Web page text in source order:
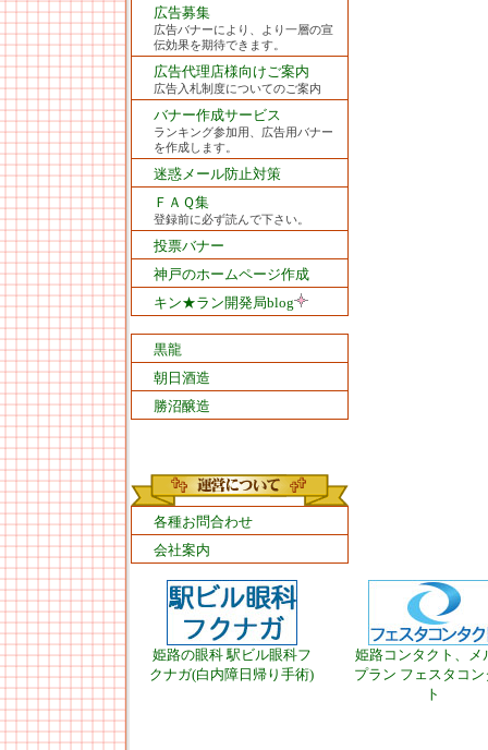
広告募集
広告バナーにより、より一層の宣
伝効果を期待できます。
広告代理店様向けご案内
広告入札制度についてのご案内
バナー作成サービス
ランキング参加用、広告用バナー
を作成します。
迷惑メール防止対策
ＦＡＱ集
登録前に必ず読んで下さい。
投票バナー
神戸のホームページ作成
キン★ラン開発局blog
黒龍
朝日酒造
勝沼醸造
各種お問合わせ
会社案内
姫路の眼科 駅ビル眼科フ
クナガ(白内障日帰り手術)
姫路コンタクト、メ
プラン フェスタコン
ト